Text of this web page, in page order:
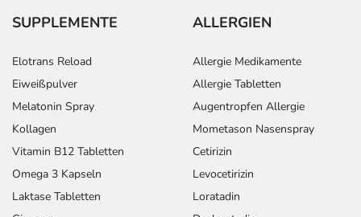
gewissenhafte Dosierung. Im Zweifelsfalle fragen Sie
oder Vorsichtsmaßnahmen.
Eine vom Arzt verordnete Dosierung kann von den
Angaben der Packungsbeilage abweichen. Da der Arzt sie
individuell abstimmt, sollten Sie das Arzneimittel daher
Aufbewahrung
SUPPLEMENTE
Elotrans Reload
Eiweißpulver
Melatonin Spray
Kollagen
Vitamin B12 Tabletten
Omega 3 Kapseln
Laktase Tabletten
ALLERGIEN
Allergie Medikamente
Allergie Tabletten
Augentropfen Allergie
Mometason Nasenspray
Cetirizin
Levocetirizin
Loratadin